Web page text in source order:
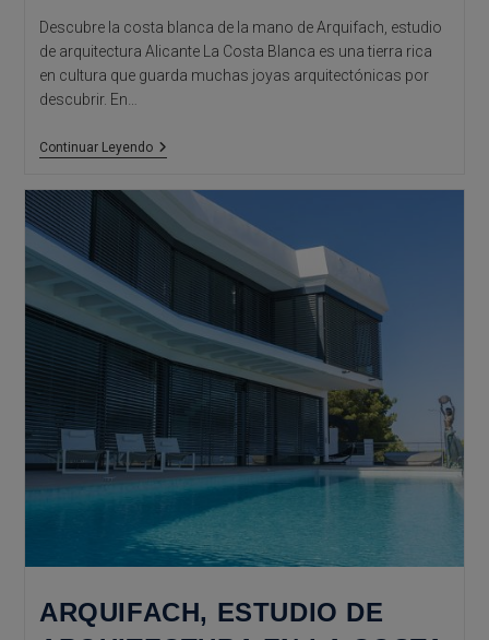
Descubre la costa blanca de la mano de Arquifach, estudio
de arquitectura Alicante La Costa Blanca es una tierra rica
en cultura que guarda muchas joyas arquitectónicas por
descubrir. En…
Continuar LeyendoEdificios
Arquitectura
Alicante:
Casa
Carbonell
ARQUIFACH, ESTUDIO DE